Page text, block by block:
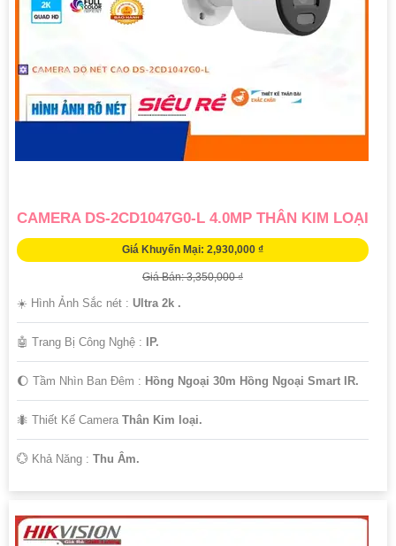
CAMERA DS-2CD1047G0-L 4.0MP THÂN KIM LOẠI
Giá Khuyến Mại: 2,930,000 ₫
Giá Bán: 3,350,000 ₫
☀️ Hình Ảnh Sắc nét : Ultra 2k .
🤖️ Trang Bị Công Nghệ : IP.
🌔 Tầm Nhìn Ban Đêm : Hồng Ngoại 30m Hồng Ngoại Smart IR.
🐜 Thiết Kế Camera Thân Kim loại.
️💮 Khả Năng : Thu Âm.